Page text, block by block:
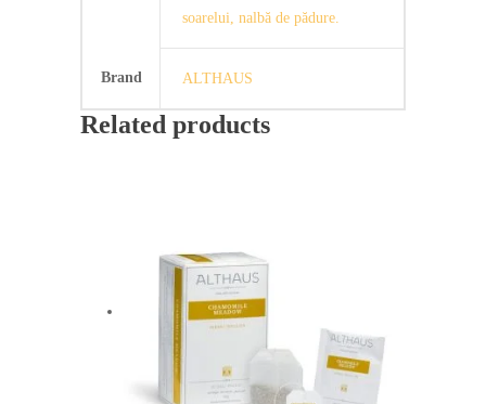
soarelui, nalbă de pădure.
Brand ALTHAUS
Related products